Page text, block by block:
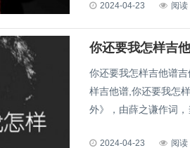
2024-04-23 阅
你还要我怎样吉
你还要我怎样吉他谱
样吉他谱,你还要我怎
外》，由薛之谦作词
2024-04-23 阅读